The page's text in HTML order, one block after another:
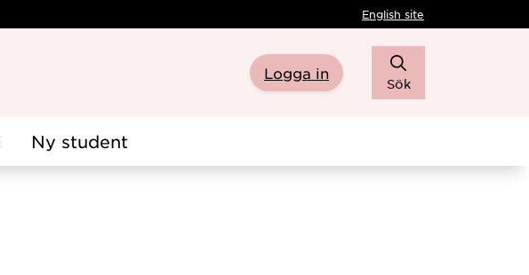
English site
Logga in
Sök
Ny student